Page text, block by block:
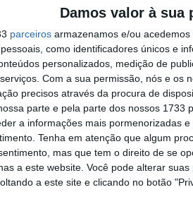
Damos valor à sua
parceiros armazenamos e/ou
como identificadores únicos e
personalizados, medição de
Com a sua permissão, nós e os
precisos através da procura de
parte e pela parte dos nossos 1733
a informações mais pormenorizadas
Tenha em atenção que algum
mas que tem o direito de se
a este website. Você pode alterar
a este site e clicando no botão
é pedido para indicar qual o plano
Suporte Basic - gratuito.